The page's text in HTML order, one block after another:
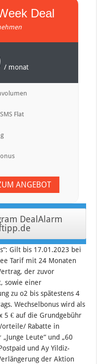
Deal
/ monat
Flat
ANGEBOT
DealAlarm
Gilt bis 17.01.2023 bei
Tarif mit 24 Monaten
der zuvor
sowie einer
zu o2 bis spätestens 4
Wechselbonus wird als
5 € auf die Grundgebühr
Rabatte in
Leute“ und „60
und Ay Yildiz-
der Aktion